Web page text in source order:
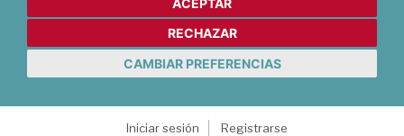
RECHAZAR
CAMBIAR PREFERENCIAS
Iniciar sesión
Registrarse